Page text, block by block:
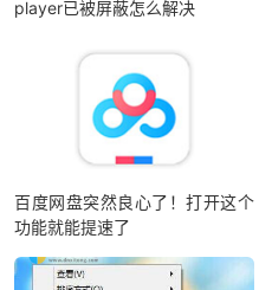
player已被屏蔽怎么解决
百度网盘突然良心了！打开这个
功能就能提速了